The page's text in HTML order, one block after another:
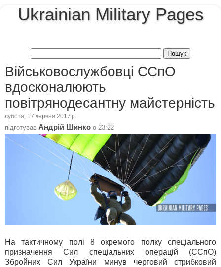
Ukrainian Military Pages
Військовослужбовці ССпО
вдосконалюють
повітрянодесантну майстерність
субота, 17 червня 2017 р.
підготував Андрій Шинко о 23:22
На тактичному полі 8 окремого полку спеціального
призначення Сил спеціальних операцій (ССпО)
Збройних Сил України минув черговий стрибковий